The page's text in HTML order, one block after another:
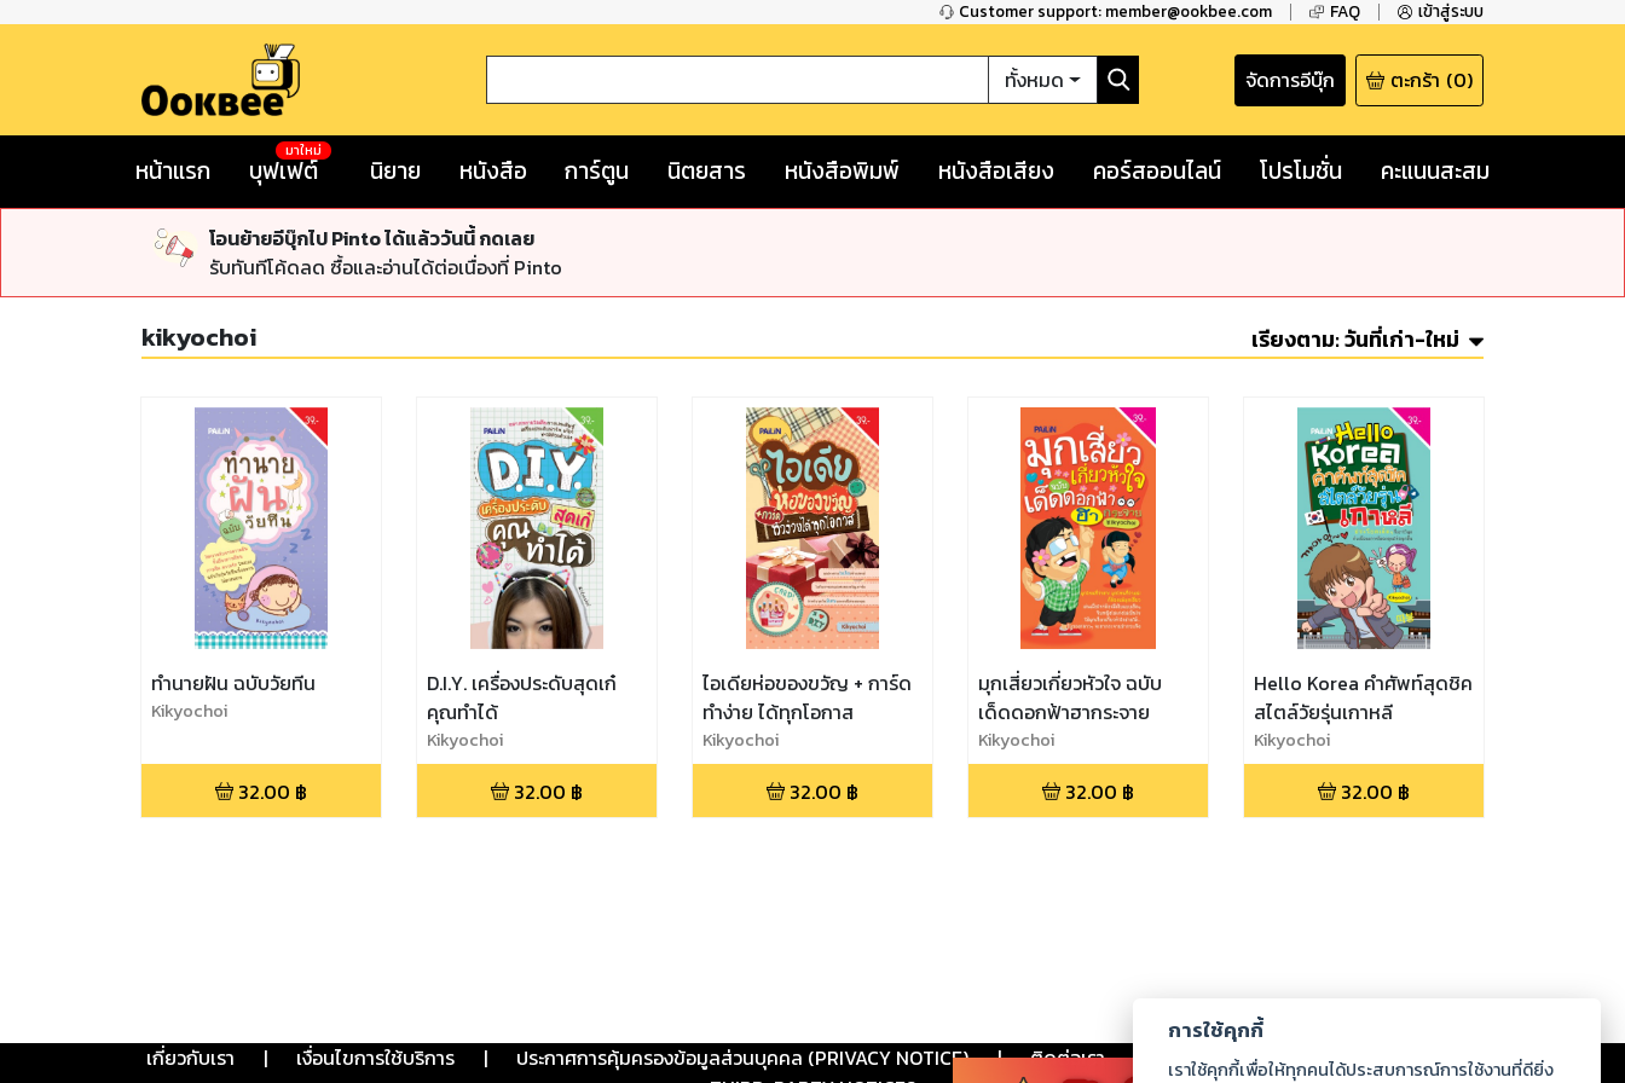
Customer support: member@ookbee.com FAQ เข้าสู่ระบบ
ทั้งหมด จัดการอีบุ๊ก ตะกร้า (0)
หน้าแรก บุฟเฟต์
มาใหม่
นิยาย หนังสือ การ์ตูน นิตยสาร หนังสือพิมพ์ หนังสือเสียง คอร์สออนไลน์ โปรโมชั่น คะแนนสะสม
โอนย้ายอีบุ๊กไป Pinto ได้แล้ววันนี้ กดเลย
รับทันทีโค้ดลด ซื้อและอ่านได้ต่อเนื่องที่ Pinto
kikyochoi เรียงตาม:วันที่เก่า-ใหม่
ทำนายฝัน ฉบับวัยทีน
Kikyochoi
32.00 ฿
D.I.Y. เครื่องประดับสุดเก๋
คุณทำได้
Kikyochoi
32.00 ฿
ไอเดียห่อของขวัญ + การ์ด
ทำง่าย ได้ทุกโอกาส
Kikyochoi
32.00 ฿
มุกเสี่ยวเกี่ยวหัวใจ ฉบับ
เด็ดดอกฟ้าฮากระจาย
Kikyochoi
32.00 ฿
Hello Korea คำศัพท์สุดชิค
สไตล์วัยรุ่นเกาหลี
Kikyochoi
32.00 ฿
เกี่ยวกับเรา | เงื่อนไขการใช้บริการ | ประกาศการคุ้มครองข้อมูลส่วนบุคคล (PRIVACY NOTICE) | ติดต่อเรา ร่วมงานกับเรา ดาวน์โหลด
การใช้คุกกี้
เราใช้คุกกี้เพื่อให้ทุกคนได้ประสบการณ์การใช้งานที่ดียิ่ง